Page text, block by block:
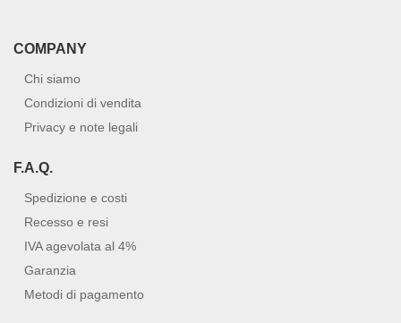
COMPANY
Chi siamo
Condizioni di vendita
Privacy e note legali
F.A.Q.
Spedizione e costi
Recesso e resi
IVA agevolata al 4%
Garanzia
Metodi di pagamento